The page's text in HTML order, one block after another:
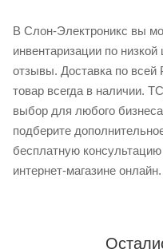
В Слон-Электроникс вы
инвентаризации по низкой
отзывы. Доставка по всей
товар всегда в наличии.
выбор для любого
подберите
бесплатную
интернет-магазине онлайн.